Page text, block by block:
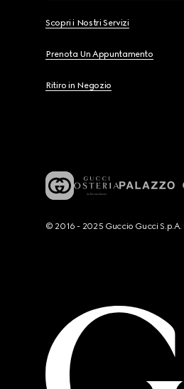
Scopri i Nostri Servizi
Prenota Un Appuntamento
Ritiro in Negozio
© 2016 - 2025 Guccio Gucci